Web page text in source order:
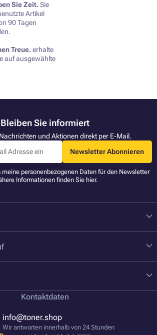
Sie Zeit.Sie
Artikel
90 Tagen
Treue.erhalte
auf ausgewählte
Bleiben Sie informiert
und Aktionen direkt per E-Mail.
Newsletter Abonnieren
personenbezogenen Daten für den Newsletter
Informationen finden Sie hier.
Kontaktdaten
info@toner.shop
Wir antworten innerhalb von 24 Stunden